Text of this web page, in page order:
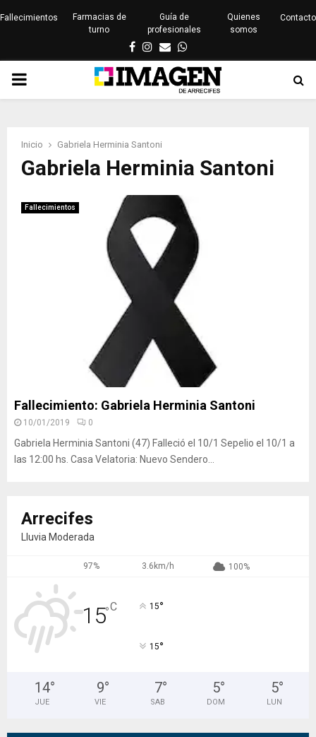
Fallecimientos
Farmacias de
turno
Guía de
profesionales
Quienes
somos
Contacto
Facebook
Instagram
EmailWhatsapp
PRIMARY
Inicio Gabriela Herminia Santoni
Gabriela Herminia Santoni
Fallecimientos
Fallecimiento: Gabriela Herminia Santoni
10/01/2019 0
Gabriela Herminia Santoni (47) Falleció el 10/1 Sepelio el 10/1 a
las 12:00 hs. Casa Velatoria: Nuevo Sendero...
Arrecifes
Lluvia Moderada
97% 3.6km/h 100%
15°C 15°
15°
14°
JUE
9°
VIE
7°
SAB
5°
DOM
5°
LUN